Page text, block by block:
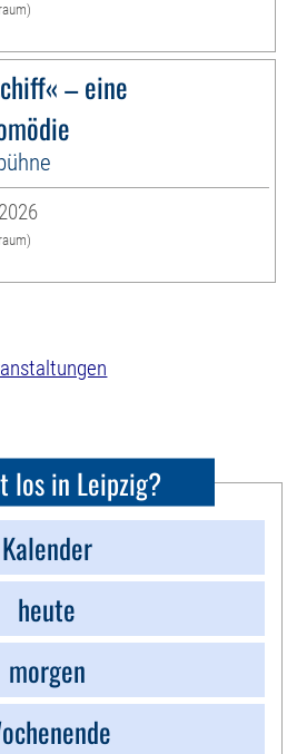
– eine
los in Leipzig?
Kalender
heute
morgen